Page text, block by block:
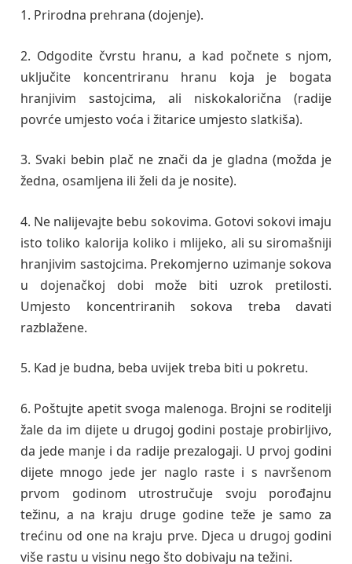
1. Prirodna prehrana (dojenje).
2. Odgodite čvrstu hranu, a kad počnete s njom,
uključite koncentriranu hranu koja je bogata
hranjivim sastojcima, ali niskokalorična (radije
povrće umjesto voća i žitarice umjesto slatkiša).
3. Svaki bebin plač ne znači da je gladna (možda je
žedna, osamljena ili želi da je nosite).
4. Ne nalijevajte bebu sokovima. Gotovi sokovi imaju
isto toliko kalorija koliko i mlijeko, ali su siromašniji
hranjivim sastojcima. Prekomjerno uzimanje sokova
u dojenačkoj dobi može biti uzrok pretilosti.
Umjesto koncentriranih sokova treba davati
razblažene.
5. Kad je budna, beba uvijek treba biti u pokretu.
6. Poštujte apetit svoga malenoga. Brojni se roditelji
žale da im dijete u drugoj godini postaje probirljivo,
da jede manje i da radije prezalogaji. U prvoj godini
dijete mnogo jede jer naglo raste i s navršenom
prvom godinom utrostručuje svoju porođajnu
težinu, a na kraju druge godine teže je samo za
trećinu od one na kraju prve. Djeca u drugoj godini
više rastu u visinu nego što dobivaju na težini.